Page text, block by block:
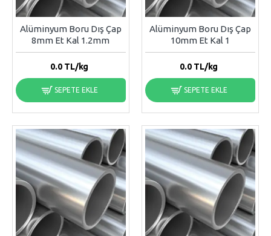
Alüminyum Boru Dış Çap
8mm Et Kal 1.2mm
0.0TL/kg
SEPETE EKLE
Alüminyum Boru Dış Çap
10mm Et Kal 1
0.0TL/kg
SEPETE EKLE